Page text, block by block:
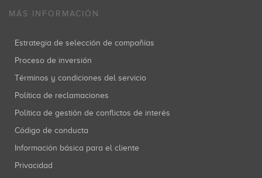
MÁS INFORMACIÓN
Estrategia de selección de compañías
Proceso de inversión
Términos y condiciones del servicio
Política de reclamaciones
Política de gestión de conflictos de interés
Código de conducta
Información básica para el cliente
Privacidad